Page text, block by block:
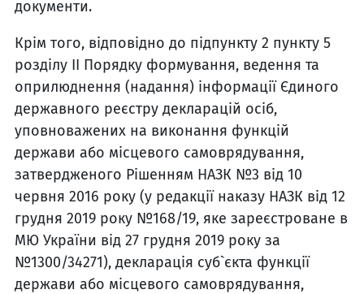
документи.
Крім того, відповідно до підпункту 2 пункту 5
розділу ІІ Порядку формування, ведення та
оприлюднення (надання) інформації Єдиного
державного реєстру декларацій осіб,
уповноважених на виконання функцій
держави або місцевого самоврядування,
затвердженого Рішенням НАЗК №3 від 10
червня 2016 року (у редакції наказу НАЗК від 12
грудня 2019 року №168/19, яке зареєстроване в
МЮ України від 27 грудня 2019 року за
№1300/34271), декларація суб`єкта функції
держави або місцевого самоврядування,